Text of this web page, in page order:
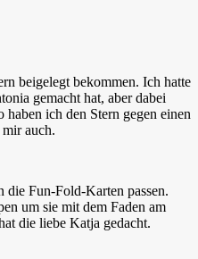
beigelegt bekommen. Ich hatte
gemacht hat, aber dabei
ich den Stern gegen einen
auch.
die Fun-Fold-Karten passen.
um sie mit dem Faden am
die liebe Katja gedacht.